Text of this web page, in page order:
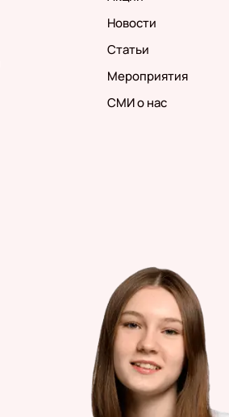
Новости
Статьи
Мероприятия
СМИ о нас